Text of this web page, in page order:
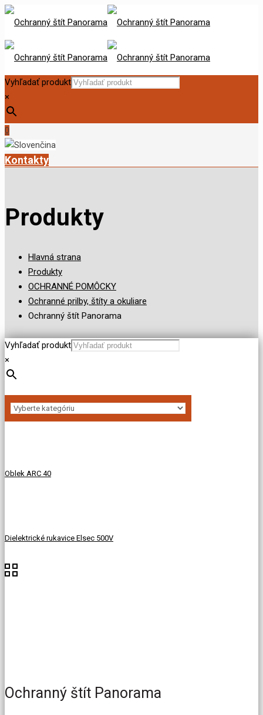
Vyhľadať produkt
×
0
Kontakty
Produkty
Hlavná strana
Produkty
OCHRANNÉ POMÔCKY
Ochranné prilby, štíty a okuliare
Ochranný štít Panorama
Vyhľadať produkt
×
Oblek ARC 40
Dielektrické rukavice Elsec 500V
Ochranný štít Panorama